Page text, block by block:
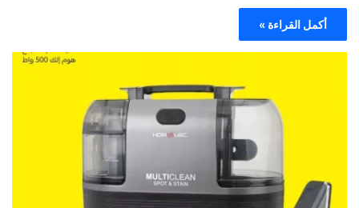
أكمل القراءة »